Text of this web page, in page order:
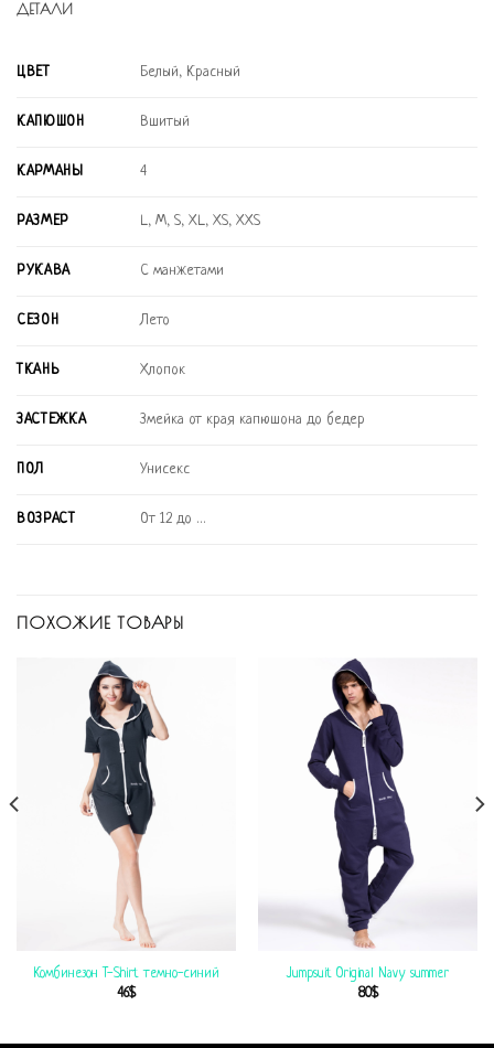
ДЕТАЛИ
ЦВЕТ Белый, Красный
КАПЮШОН Вшитый
КАРМАНЫ 4
РАЗМЕР L, M, S, XL, XS, XXS
РУКАВА С манжетами
СЕЗОН Лето
ТКАНЬ Хлопок
ЗАСТЕЖКА Змейка от края капюшона до бедер
ПОЛ Унисекс
ВОЗРАСТ От 12 до …
ПОХОЖИЕ ТОВАРЫ
Комбинезон T-Shirt темно-синий
46$
Jumpsuit Original Navy summer
80$